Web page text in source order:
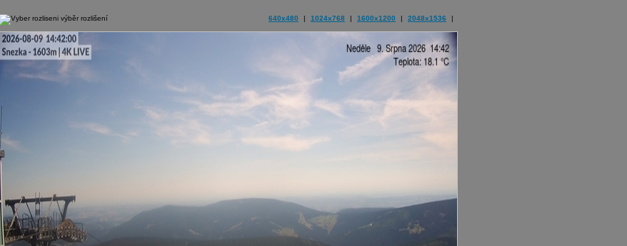
výběr rozlišení 640x480 | 1024x768 | 1600x1200 | 2048x1536 |